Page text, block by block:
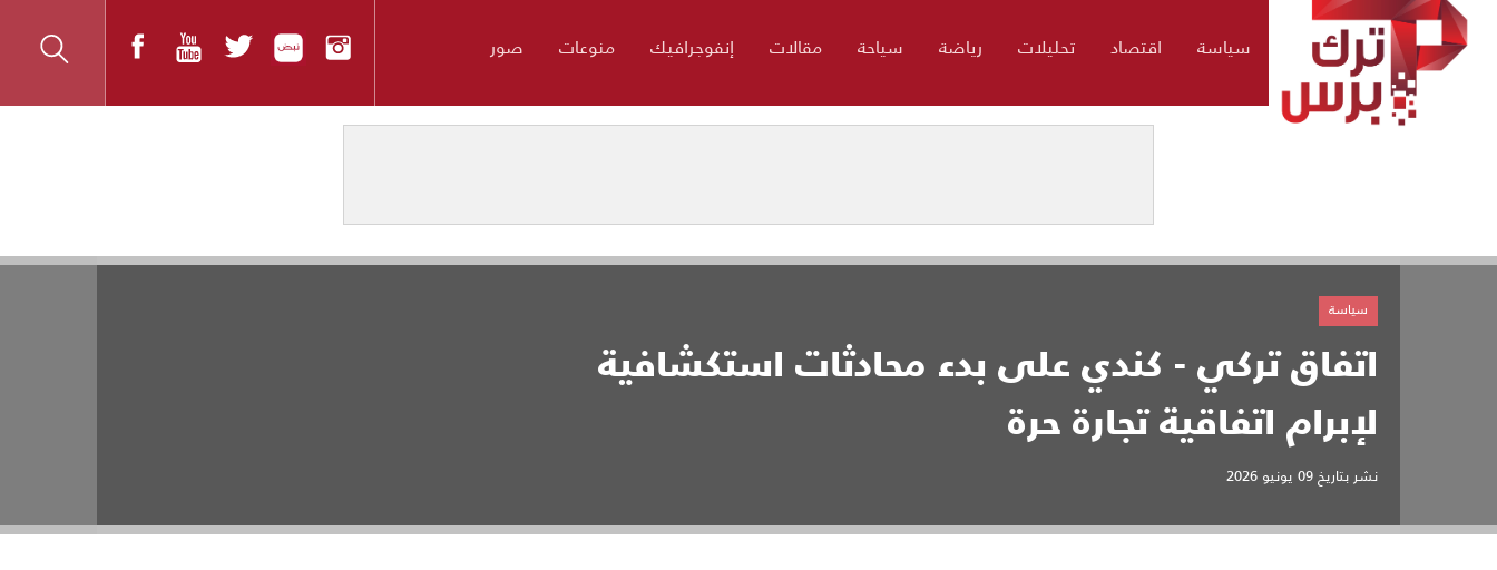
سياسة اقتصاد تحليلات رياضة سياحة مقالات إنفوجرافيك منوعات صور
اتفاق تركي - كندي على بدء ​محادثات استكشافية
لإبرام ​اتفاقية تجارة حرة
نشر بتاريخ09 يونيو 2026
سياسة